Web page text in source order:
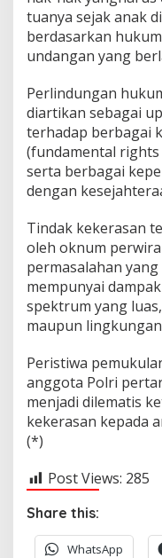
tuanya sejak anak
berdasarkan
undangan yang
Perlindungan
diartikan sebagai
terhadap berbagai
(fundamental
serta berbagai
dengan
Tindak kekerasan
oleh oknum
permasalahan
mempunyai
spektrum yang
maupun
Peristiwa
anggota Polri
menjadi dilematis
kekerasan kepada
(*)
Post Views: 285
Share this:
WhatsApp